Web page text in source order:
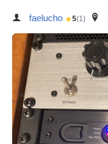
faelucho ★5(1)